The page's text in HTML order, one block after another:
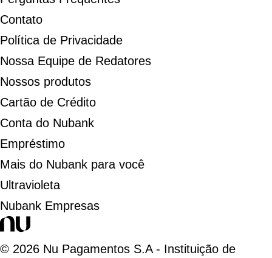
Contato
Política de Privacidade
Nossa Equipe de Redatores
Nossos produtos
Cartão de Crédito
Conta do Nubank
Empréstimo
Mais do Nubank para você
Ultravioleta
Nubank Empresas
2026